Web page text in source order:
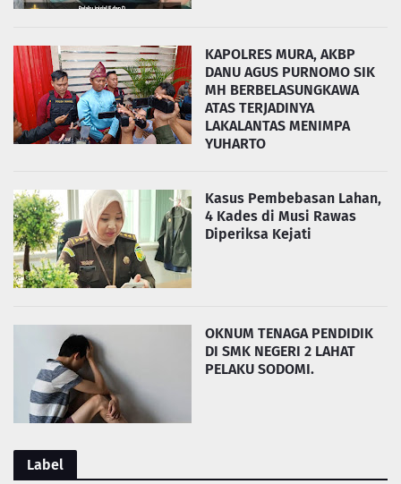
KAPOLRES MURA, AKBP
DANU AGUS PURNOMO SIK
MH BERBELASUNGKAWA
ATAS TERJADINYA
LAKALANTAS MENIMPA
YUHARTO
Kasus Pembebasan Lahan,
4 Kades di Musi Rawas
Diperiksa Kejati
OKNUM TENAGA PENDIDIK
DI SMK NEGERI 2 LAHAT
PELAKU SODOMI.
Label